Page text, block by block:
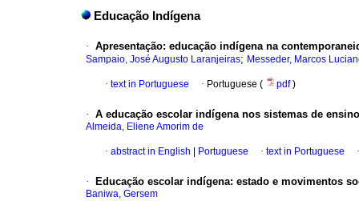
Educação Indígena
· Apresentação: educação indígena na
Sampaio, José Augusto Laranjeiras; Messeder, Marcos
· text in Portuguese · Portuguese ( pdf)
· A educação escolar indígena nos sistemas de
Almeida, Eliene Amorim de
· abstract in English Portuguese · text in Portuguese
· Educação escolar indígena: estado e movimentos
Baniwa, Gersem